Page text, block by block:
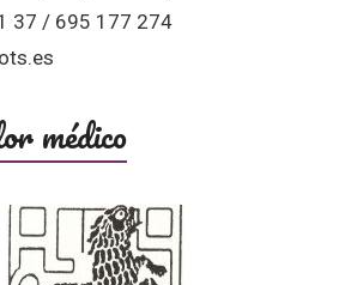
37 / 695 177 274
médico